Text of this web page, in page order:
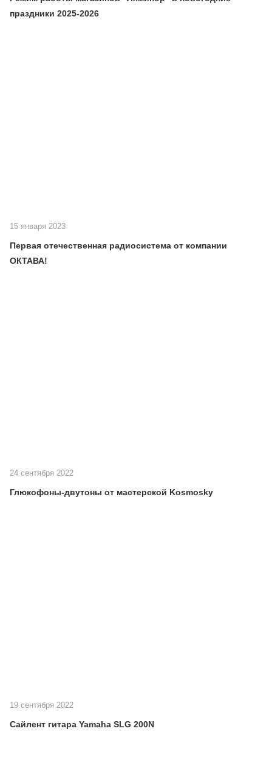
праздники 2025-2026
15 января 2023
Первая отечественная радиосистема от компании
ОКТАВА!
24 сентября 2022
Глюкофоны-двутоны от мастерской Kosmosky
19 сентября 2022
Сайлент гитара Yamaha SLG 200N